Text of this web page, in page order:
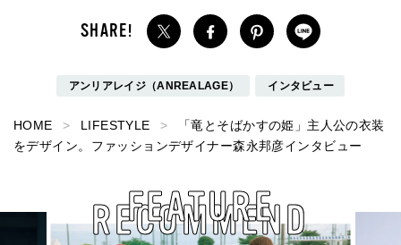
アンリアレイジ（ANREALAGE） インタビュー
HOME LIFESTYLE
「竜とそばかすの姫」主人公の衣装
をデザイン。ファッションデザイナー森永邦彦インタビュー
RECOMMEND
FEATURE